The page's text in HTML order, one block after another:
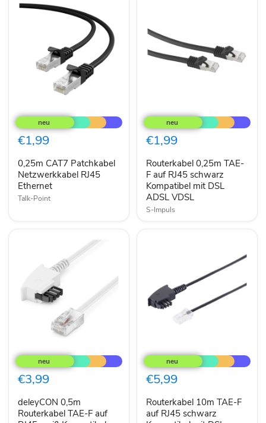
CAT7
Patchkabel
Netzwerkkabel
RJ45
€1,99
0,25m CAT7 Patchkabel
Netzwerkkabel RJ45
Ethernet
Talk-Point
0,25m
TAE-
F
auf
schwarz
Kompatibel
mit
DSL
ADSL
VDSL
€1,99
Routerkabel 0,25m TAE-
F auf RJ45 schwarz
Kompatibel mit DSL
ADSL VDSL
S-Impuls
0,5m
Routerkabel
TAE-
F
RJ45
weiß
€3,99
deleyCON 0,5m
Routerkabel TAE-F auf
10m
TAE-
F
auf
schwarz
Kompatibel
€5,99
Routerkabel 10m TAE-F
auf RJ45 schwarz